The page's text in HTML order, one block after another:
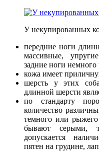
У некупированных
передние ноги
массивные,
задние ноги
кожа имеет
шерсть у этих
длинной шерсти
по стандарту
количество
темного или рыжего
бывают серыми,
допускается
пятен на грудине,